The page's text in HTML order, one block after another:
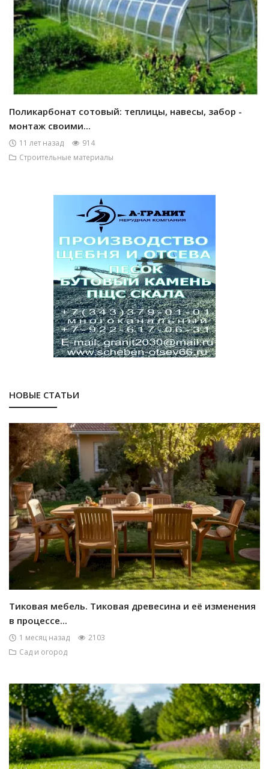
Поликарбонат сотовый: теплицы, навесы, забор -
монтаж своими...
11 лет назад
914
Строительные материалы
НОВЫЕ СТАТЬИ
Тиковая мебель. Тиковая древесина и её изменения
в процессе...
1 месяц назад
2103
Сад и огород